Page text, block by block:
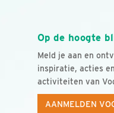
Op de hoogte
Meld je aan en
inspiratie, acties
activiteiten van
AANMELDEN